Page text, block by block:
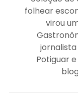
folhear
virou
Potiguar